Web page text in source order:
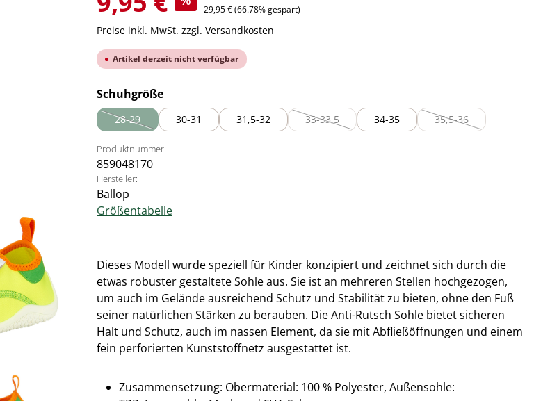
Regulärer Preis:
29,95 €(66.78% gespart)
Preise inkl. MwSt. zzgl. Versandkosten
Artikel derzeit nicht verfügbar
Schuhgrößeauswählen
28-29
(Diese Option ist zurzeit nicht verfügbar.)
30-31 31,5-32 33-33,5
(Diese Option ist zurzeit nicht verfügbar.)
34-35 35,5-36
(Diese Option ist zurzeit
Produktnummer:
859048170
Hersteller:
Ballop
Größentabelle
Dieses Modell wurde speziell für Kinder konzipiert und zeichnet sich durch die
etwas robuster gestaltete Sohle aus. Sie ist an mehreren Stellen hochgezogen,
um auch im Gelände ausreichend Schutz und Stabilität zu bieten, ohne den Fuß
seiner natürlichen Stärken zu berauben. Die Anti-Rutsch Sohle bietet sicheren
Halt und Schutz, auch im nassen Element, da sie mit Abfließöffnungen und einem
fein perforierten Kunststoffnetz ausgestattet ist.
Zusammensetzung: Obermaterial: 100 % Polyester, Außensohle: